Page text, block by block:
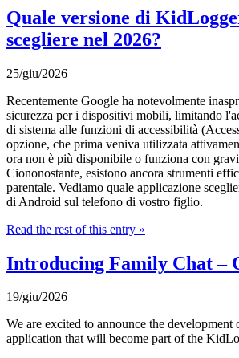
Quale versione di
scegliere nel 2026?
25/giu/2026
Recentemente Google ha notevolmente
sicurezza per i dispositivi mobili, limitando
di sistema alle funzioni di accessibilità
opzione, che prima veniva utilizzata
ora non è più disponibile o funziona con
Ciononostante, esistono ancora strumenti
parentale. Vediamo quale applicazione
di Android sul telefono di vostro figlio.
Read the rest of this entry »
Introducing Family Chat –
19/giu/2026
We are excited to announce the
application that will become part of the